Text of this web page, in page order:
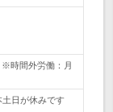
※時間外労働：月
日が休みです